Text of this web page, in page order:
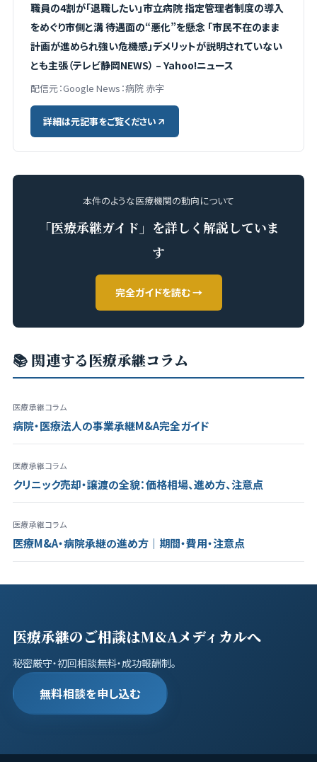
職員の4割が「退職したい」市立病院 指定管理者制度の導入
をめぐり市側と溝 待遇面の“悪化”を懸念 「市民不在のまま
計画が進められ強い危機感」デメリットが説明されていない
とも主張（テレビ静岡NEWS） – Yahoo!ニュース
配信元：Google News：病院 赤字
詳細は元記事をご覧ください
本件のような医療機関の動向について
「医療承継ガイド」を詳しく解説していま
す
完全ガイドを読む →
📚 関連する医療承継コラム
医療承継コラム
病院・医療法人の事業承継M&A完全ガイド
医療承継コラム
クリニック売却・譲渡の全貌：価格相場、進め方、注意点
医療承継コラム
医療M&A・病院承継の進め方｜期間・費用・注意点
医療承継のご相談はM&Aメディカルへ
秘密厳守・初回相談無料・成功報酬制。
無料相談を申し込む